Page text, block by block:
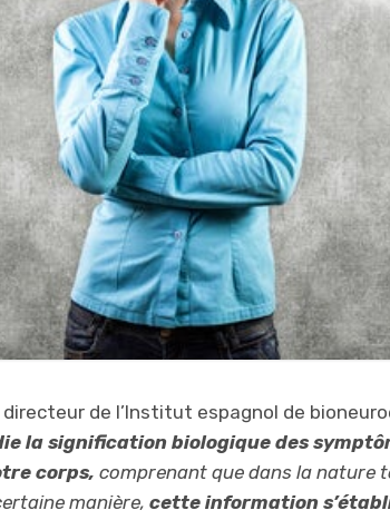
directeur de l’Institut espagnol de
la signification biologique des
corps, comprenant que dans la nature
manière, cette information